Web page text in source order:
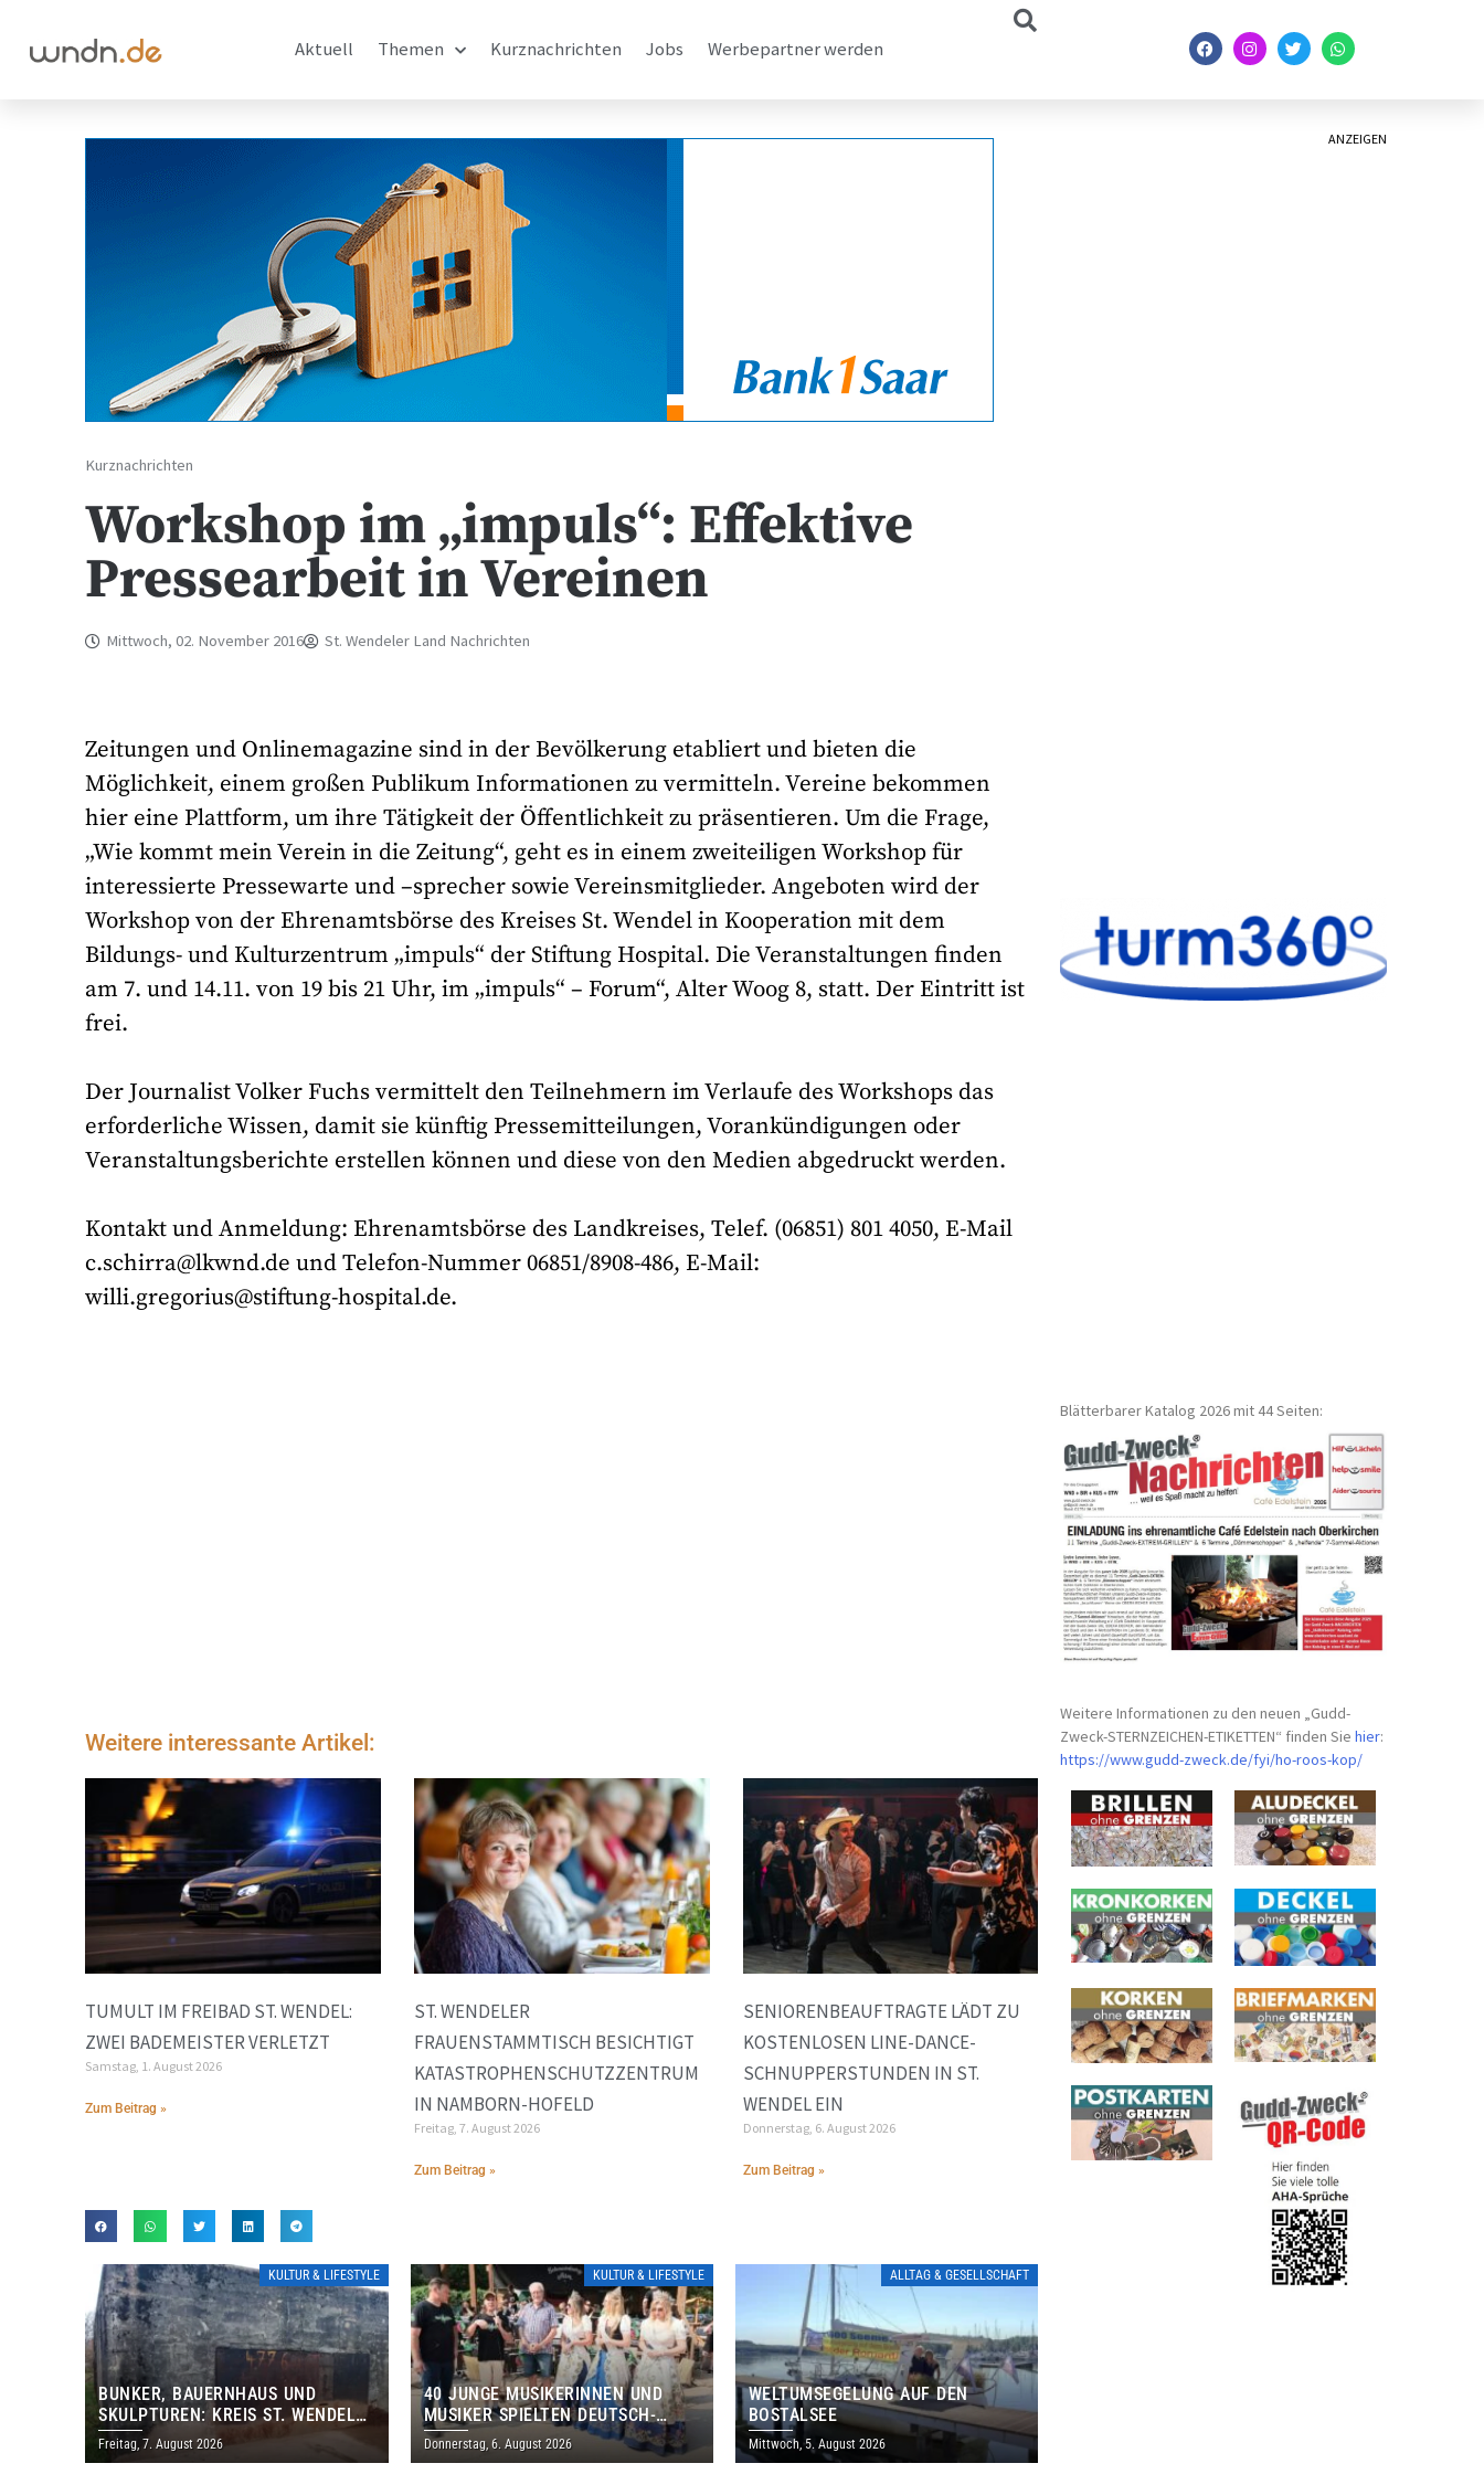
Aktuell Themen Kurznachrichten Jobs Werbepartner werden
Kurznachrichten
Workshop im „impuls“: Effektive
Pressearbeit in Vereinen
Mittwoch, 02. November 2016 St. Wendeler Land Nachrichten
Zeitungen und Onlinemagazine sind in der Bevölkerung etabliert und bieten die
Möglichkeit, einem großen Publikum Informationen zu vermitteln. Vereine bekommen
hier eine Plattform, um ihre Tätigkeit der Öffentlichkeit zu präsentieren. Um die Frage,
„Wie kommt mein Verein in die Zeitung“, geht es in einem zweiteiligen Workshop für
interessierte Pressewarte und –sprecher sowie Vereinsmitglieder. Angeboten wird der
Workshop von der Ehrenamtsbörse des Kreises St. Wendel in Kooperation mit dem
Bildungs- und Kulturzentrum „impuls“ der Stiftung Hospital. Die Veranstaltungen finden
am 7. und 14.11. von 19 bis 21 Uhr, im „impuls“ – Forum“, Alter Woog 8, statt. Der Eintritt ist
frei.
Der Journalist Volker Fuchs vermittelt den Teilnehmern im Verlaufe des Workshops das
erforderliche Wissen, damit sie künftig Pressemitteilungen, Vorankündigungen oder
Veranstaltungsberichte erstellen können und diese von den Medien abgedruckt werden.
Kontakt und Anmeldung: Ehrenamtsbörse des Landkreises, Telef. (06851) 801 4050, E-Mail
c.schirra@lkwnd.de und Telefon-Nummer 06851/8908-486, E-Mail:
willi.gregorius@stiftung-hospital.de.
Weitere interessante Artikel:
TUMULT IM FREIBAD ST. WENDEL:
ZWEI BADEMEISTER VERLETZT
Samstag, 1. August 2026
Zum Beitrag »
ST. WENDELER
FRAUENSTAMMTISCH BESICHTIGT
KATASTROPHENSCHUTZZENTRUM
IN NAMBORN-HOFELD
Freitag, 7. August 2026
Zum Beitrag »
SENIORENBEAUFTRAGTE LÄDT ZU
KOSTENLOSEN LINE-DANCE-
SCHNUPPERSTUNDEN IN ST.
WENDEL EIN
Donnerstag, 6. August 2026
Zum Beitrag »
KULTUR & LIFESTYLE
BUNKER, BAUERNHAUS UND
SKULPTUREN: KREIS ST. WENDEL
LÄDT ZUM TAG DES OFFENEN
DENKMALS EIN
Freitag, 7. August 2026
KULTUR & LIFESTYLE
40 JUNGE MUSIKERINNEN UND
MUSIKER SPIELTEN DEUTSCH-
BRASILIANISCHES PROGRAMM IN
THOLEY
Donnerstag, 6. August 2026
ALLTAG & GESELLSCHAFT
WELTUMSEGELUNG AUF DEN
BOSTALSEE
Mittwoch, 5. August 2026
ANZEIGEN
Blätterbarer Katalog 2026 mit 44 Seiten:
Weitere Informationen zu den neuen „Gudd-
Zweck-STERNZEICHEN-ETIKETTEN“ finden Siehier:
https://www.gudd-zweck.de/fyi/ho-roos-kop/